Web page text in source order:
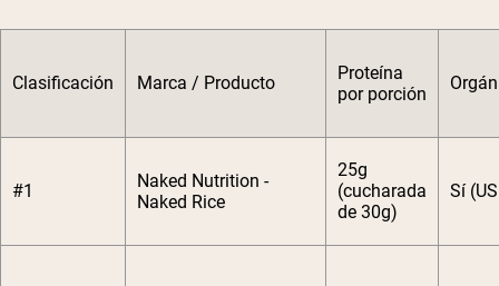
Clasificación Marca / Producto
Proteína
por porción
#1
Naked Nutrition -
Naked Rice
25g
(cucharada
de 30g)
Sí